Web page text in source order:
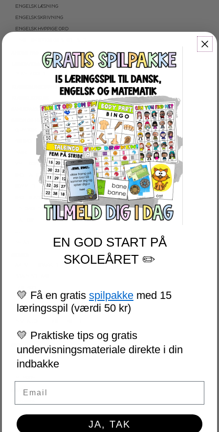
ENGELSK LÆSNING
ENGELSK SKRIVNING
ENGELSK HYPPIGE ORD
LÆRERVERKTØJ
KLASSERUMSOPPHÆNG
SAMLEPAKKER
SÆSON OG HØJTIDER
OLYMPISKE VINTERLEGE
100 SKOLEDAGE
VM I FODBOLD
SKOLEAFSLUTNING
SKOLESTART
LAD OS REGNE ØVEHÆFTER
ESCAPE ROOM
VI SKRIVER
PUSLESPIL
DOMINO
GRATIS
EN GOD START PÅ
SKOLEÅRET ✏️
💛 Få en gratis spilpakke med 15
læringsspil (værdi 50 kr)
💛 Praktiske tips og gratis
undervisningsmateriale direkte i din
indbakke
JA, TAK